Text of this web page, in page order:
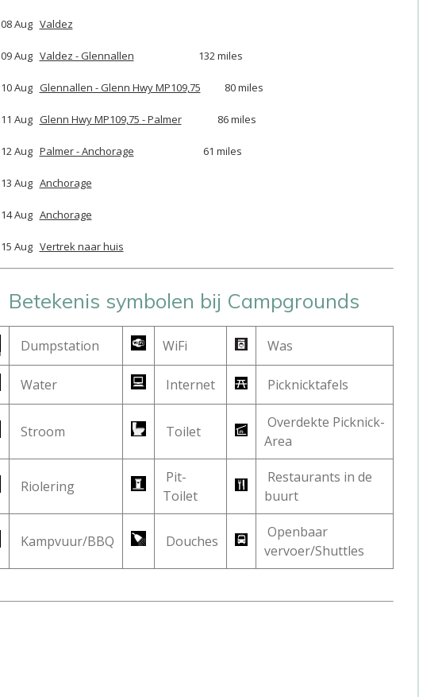
08 Aug Valdez
09 Aug Valdez - Glennallen 132 miles
10 Aug Glennallen - Glenn Hwy MP109,75 80 miles
11 Aug Glenn Hwy MP109,75 - Palmer86 miles
12 Aug Palmer - Anchorage 61 miles
13 Aug Anchorage
14 Aug Anchorage
15 Aug Vertrek naar huis
Betekenis symbolen bij Campgrounds
Dumpstation WiFi Was
Water Internet Picknicktafels
Stroom Toilet
Overdekte Picknick-
Area
Riolering
Pit-
Toilet
Restaurants in de
buurt
Kampvuur/BBQ Douches
Openbaar
vervoer/Shuttles